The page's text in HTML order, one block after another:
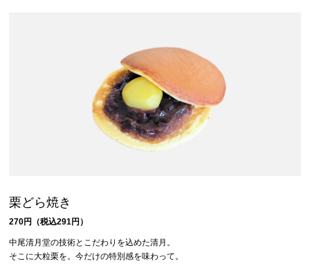
栗どら焼き
270円（税込291円）
中尾清月堂の技術とこだわりを込めた清月。
そこに大粒栗を。今だけの特別感を味わって。